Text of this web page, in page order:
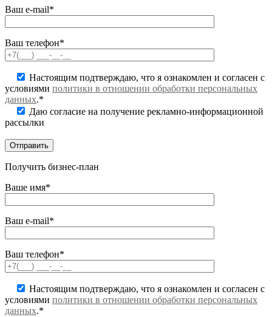
Ваш e-mail*
Ваш телефон*
Настоящим подтверждаю, что я ознакомлен и согласен с
условиями политики в отношении обработки персональных
данных.*
Даю согласие на получение рекламно-информационной
рассылки
Получить бизнес-план
Ваше имя*
Ваш e-mail*
Ваш телефон*
Настоящим подтверждаю, что я ознакомлен и согласен с
условиями политики в отношении обработки персональных
данных.*